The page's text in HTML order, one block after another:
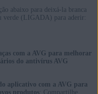
abaixo para deixá-la branca
(LIGADA) para aderir:
com a AVG para melhorar
do antivírus AVG
aplicativo com a AVG para
produtos: Compartilhe